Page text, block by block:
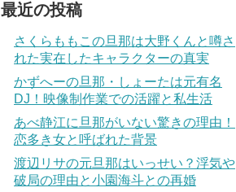
最近の投稿
さくらももこの旦那は大野くんと噂さ
れた実在したキャラクターの真実
かずへーの旦那・しょーたは元有名
DJ！映像制作業での活躍と私生活
あべ静江に旦那がいない驚きの理由！
恋多き女と呼ばれた背景
渡辺リサの元旦那はいっせい？浮気や
破局の理由と小園海斗との再婚